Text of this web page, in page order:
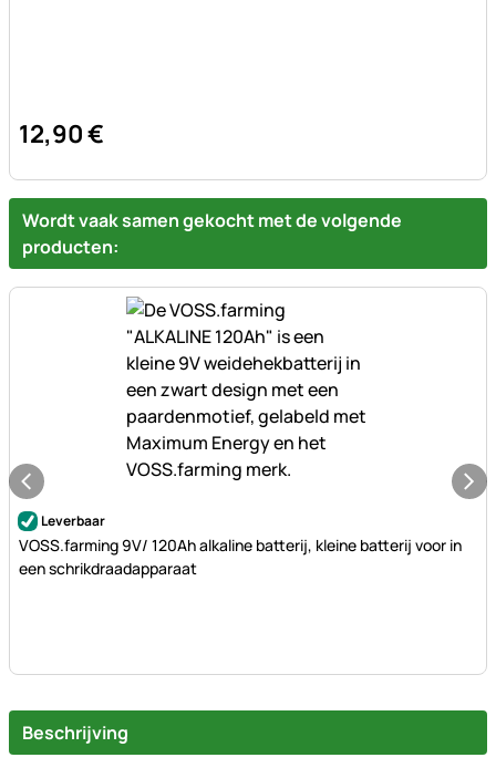
12,90€
Wordt vaak samen gekocht met de volgende
producten:
Nog geen beoordelingen geplaatst
Leverbaar
VOSS.farming 9V/ 120Ah alkaline batterij, kleine batterij voor in
een schrikdraadapparaat
Beschrijving